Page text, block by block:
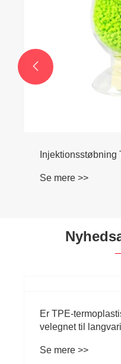

Er TPE-
velegnet til
Se mere >>